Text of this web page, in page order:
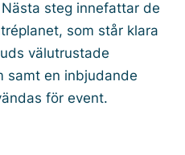
steg innefattar de
som står klara
välutrustade
samt en inbjudande
för event.